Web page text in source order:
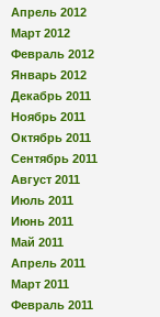
Апрель 2012
Март 2012
Февраль 2012
Январь 2012
Декабрь 2011
Ноябрь 2011
Октябрь 2011
Сентябрь 2011
Август 2011
Июль 2011
Июнь 2011
Май 2011
Апрель 2011
Март 2011
Февраль 2011